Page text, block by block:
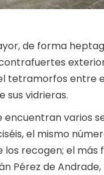
de forma
tetramorfos entre
sus vidrieras.
encuentran varios
el mismo
los recogen; el más
Pérez de